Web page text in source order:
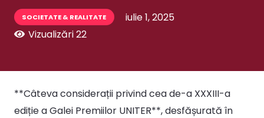
SOCIETATE & REALITATE
iulie 1, 2025
Vizualizări22
**Câteva considerații privind cea de-a XXXIII-a
ediție a Galei Premiilor UNITER**, desfășurată în